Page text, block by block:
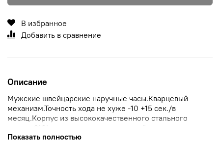
В избранное
Добавить в сравнение
Описание
Мужские швейцарские наручные часы.Кварцевый
механизм.Точность хода не хуже -10 +15 сек./в
месяц.Корпус из высококачественного стального
сплава 316L с высокими антикоррозийными
свойствами.Сапфировое стекло устойчивое к
Показать полностью